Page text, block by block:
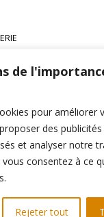
de
pour améliorer
des
et analyser notre
consentez à ce
Rejeter tout
VENTE